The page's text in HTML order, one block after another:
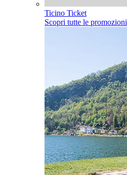
Ticino Ticket
Scopri tutte le promozioni